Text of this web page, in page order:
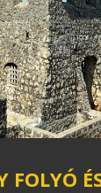
FOLYÓ